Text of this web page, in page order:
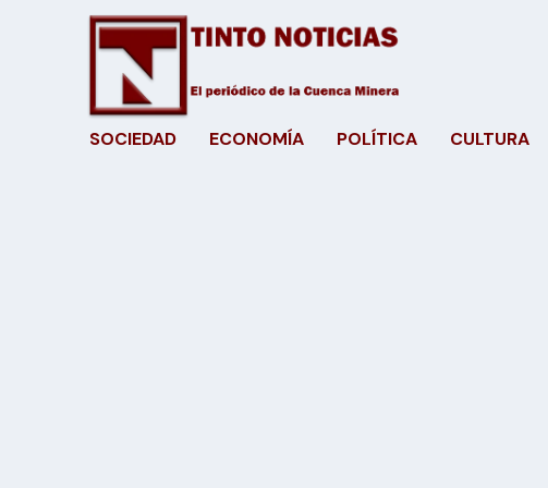
SOCIEDAD ECONOMÍA POLÍTICA CULTURA